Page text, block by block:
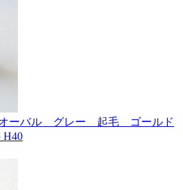
ーバル グレー 起毛 ゴールド